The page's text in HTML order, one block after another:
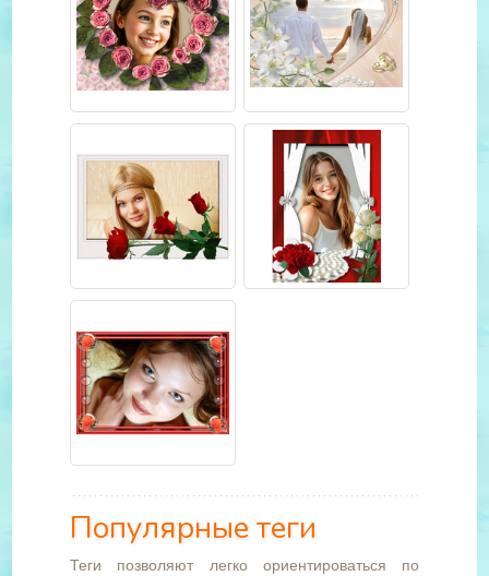
Популярные теги
Теги позволяют легко ориентироваться по